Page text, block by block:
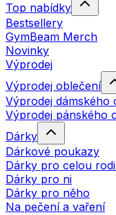
Top nabídky
Bestsellery
GymBeam Merch
Novinky
Výprodej
Výprodej oblečení
Výprodej dámského
Výprodej pánského
Dárky
Dárkové poukazy
Dárky pro celou
Dárky pro ni
Dárky pro něho
Na pečení a vaření